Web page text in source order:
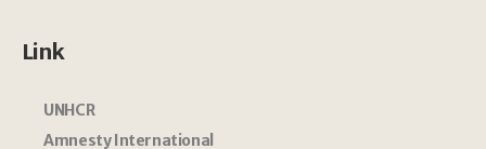
Link
UNHCR
Amnesty International